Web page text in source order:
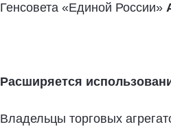
Генсовета «Единой России»
Расширяется
Владельцы торговых